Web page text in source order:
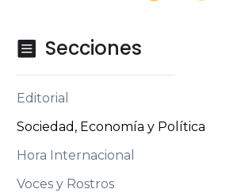
 Secciones
Editorial
Sociedad, Economía y Política
Hora Internacional
Voces y Rostros